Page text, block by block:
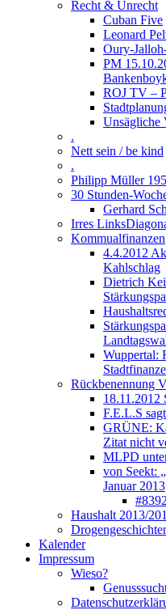
Recht & Unrecht
Cuban Five
Leonard
Oury-
PM
ROJ TV –
Unsägliche
.
Nett sein / be kind
.
Philipp Müller
30 Stunden-
Gerhard
Irres
Kommualfinanzen
4.4.2012
Kahlschlag
Dietrich
Wuppertal:
Rückbenennung
18.11.2012
F.E.L.S
GRÜNE:
Zitat nicht
MLPD
von Seekt:
Januar 2013
Haushalt 2013/
Kalender
Impressum
Wieso?